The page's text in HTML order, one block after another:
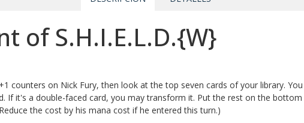
of S.H.I.E.L.D.{W}
counters on Nick Fury, then look at the top seven cards of your library.
If it's a double-faced card, you may transform it. Put the rest on the
the cost by his mana cost if he entered this turn.)